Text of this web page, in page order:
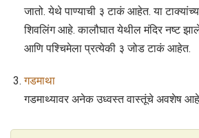
जातो. येथे पाण्याची ३ टाकं आहेत. या
शिवलिंग आहे. कालौघात येथील मंदिर नष्ट
आणि पश्चिमेला प्रत्येकी ३ जोड टाकं आहेत.
गडमाथा
गडमाथ्यावर अनेक उध्वस्त वास्तूंचे अवशेष